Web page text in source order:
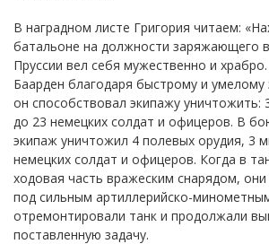
В наградном листе Григория читаем:
батальоне на должности заряжающего
Пруссии вел себя мужественно и
Баарден благодаря быстрому и
он способствовал экипажу уничтожить:
до 23 немецких солдат и офицеров. В
экипаж уничтожил 4 полевых орудия, 3
немецких солдат и офицеров. Когда в
ходовая часть вражеским снарядом,
под сильным артиллерийско-
отремонтировали танк и продолжали
поставленную задачу.